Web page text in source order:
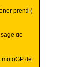
prend (
de
de